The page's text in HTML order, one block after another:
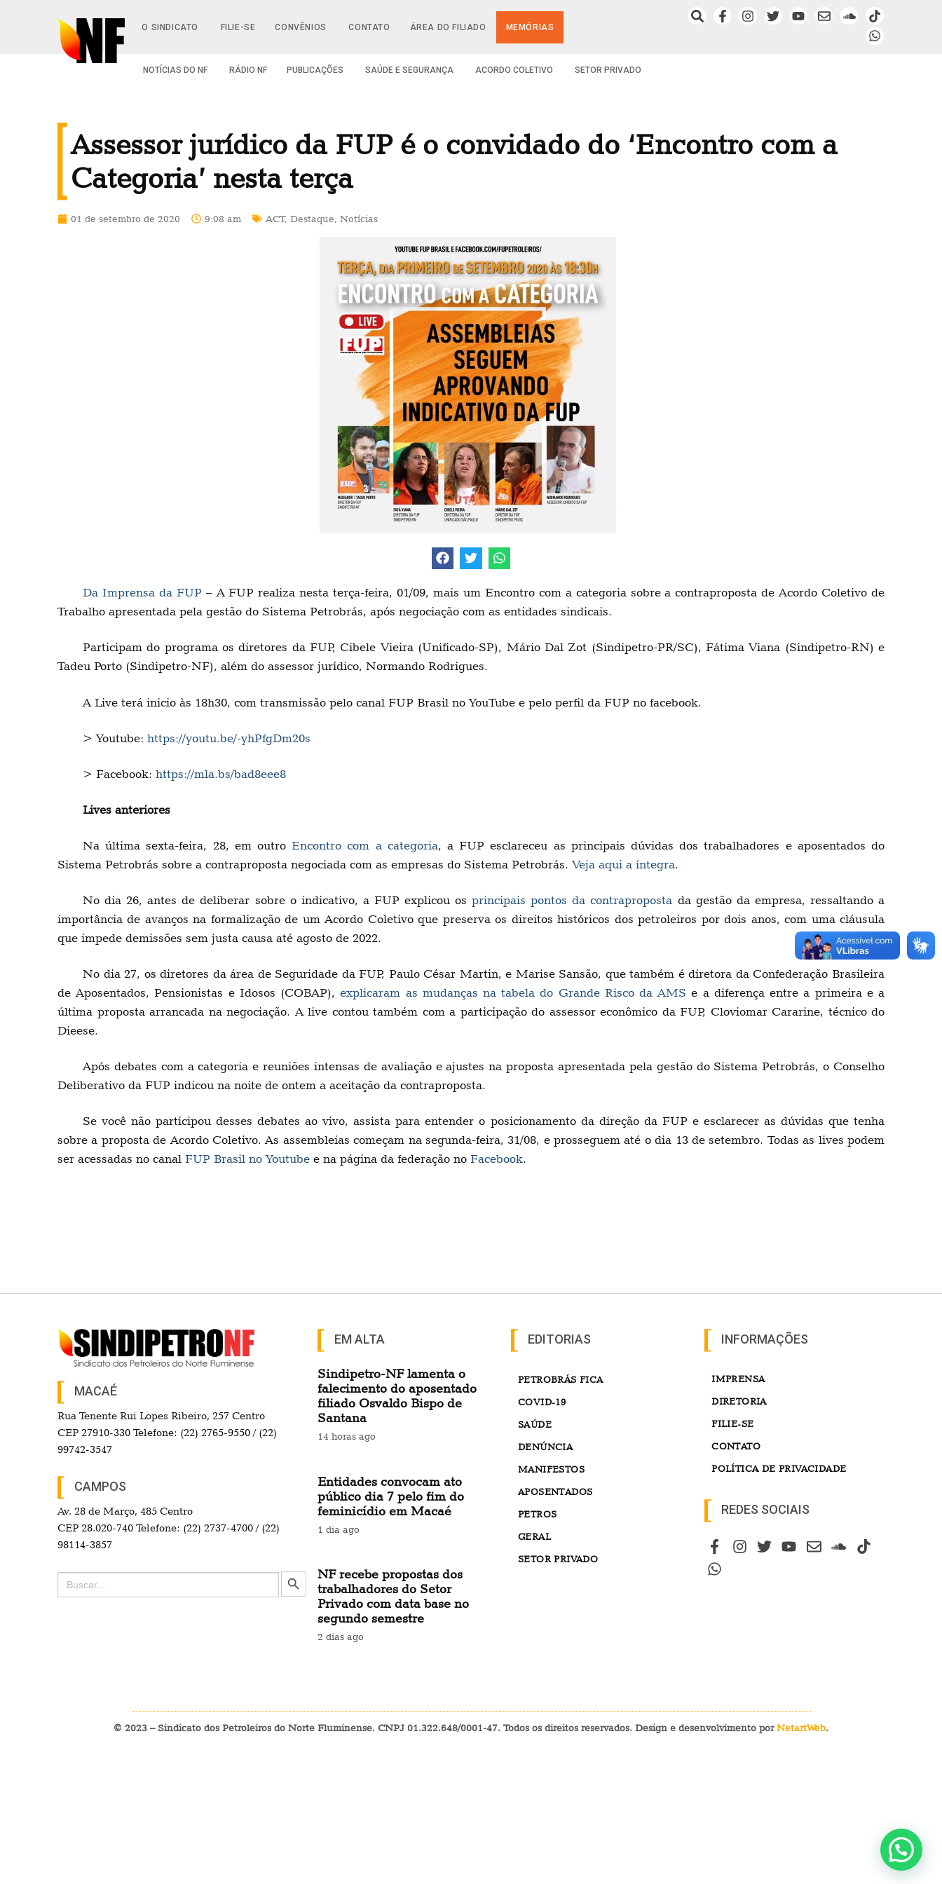
O SINDICATO FILIE-SE CONVÊNIOS CONTATO ÁREA DO FILIADO MEMÓRIAS
NOTÍCIAS DO NF RÁDIO NF PUBLICAÇÕES SAÚDE E SEGURANÇA ACORDO COLETIVO SETOR PRIVADO
Assessor jurídico da FUP é o convidado do ‘Encontro com a
Categoria’ nesta terça
01 de setembro de 2020 9:08 am ACT, Destaque, Notícias
Da Imprensa da FUP – A FUP realiza nesta terça-feira, 01/09, mais um Encontro com a categoria sobre a contraproposta de Acordo Coletivo de
Trabalho apresentada pela gestão do Sistema Petrobrás, após negociação com as entidades sindicais.
Participam do programa os diretores da FUP, Cibele Vieira (Unificado-SP), Mário Dal Zot (Sindipetro-PR/SC), Fátima Viana (Sindipetro-RN) e
Tadeu Porto (Sindipetro-NF), além do assessor jurídico, Normando Rodrigues.
A Live terá inicio às 18h30, com transmissão pelo canal FUP Brasil no YouTube e pelo perfil da FUP no facebook.
> Youtube: https://youtu.be/-yhPfgDm20s
> Facebook: https://mla.bs/bad8eee8
Lives anteriores
Na última sexta-feira, 28, em outro Encontro com a categoria, a FUP esclareceu as principais dúvidas dos trabalhadores e aposentados do
Sistema Petrobrás sobre a contraproposta negociada com as empresas do Sistema Petrobrás.Veja aqui a íntegra.
No dia 26, antes de deliberar sobre o indicativo, a FUP explicou osprincipais pontos da contraproposta da gestão da empresa, ressaltando a
importância de avanços na formalização de um Acordo Coletivo que preserva os direitos históricos dos petroleiros por dois anos, com uma cláusula
que impede demissões sem justa causa até agosto de 2022.
No dia 27, os diretores da área de Seguridade da FUP, Paulo César Martin, e Marise Sansão, que também é diretora da Confederação Brasileira
de Aposentados, Pensionistas e Idosos (COBAP),explicaram as mudanças na tabela do Grande Risco da AMS e a diferença entre a primeira e a
última proposta arrancada na negociação. A live contou também com a participação do assessor econômico da FUP, Cloviomar Cararine, técnico do
Dieese.
Após debates com a categoria e reuniões intensas de avaliação e ajustes na proposta apresentada pela gestão do Sistema Petrobrás, o Conselho
Deliberativo da FUP indicou na noite de ontem a aceitação da contraproposta.
Se você não participou desses debates ao vivo, assista para entender o posicionamento da direção da FUP e esclarecer as dúvidas que tenha
sobre a proposta de Acordo Coletivo. As assembleias começam na segunda-feira, 31/08, e prosseguem até o dia 13 de setembro. Todas as lives podem
ser acessadas no canal FUP Brasil no Youtube e na página da federação no Facebook.
MACAÉ
Rua Tenente Rui Lopes Ribeiro, 257 Centro
CEP 27910-330 Telefone: (22) 2765-9550 / (22)
99742-3547
CAMPOS
Av. 28 de Março, 485 Centro
CEP 28.020-740 Telefone: (22) 2737-4700 / (22)
98114-3857
Search
for:
Search Button
EM ALTA
Sindipetro-NF lamenta o
falecimento do aposentado
filiado Osvaldo Bispo de
Santana
14 horas ago
Entidades convocam ato
público dia 7 pelo fim do
feminicídio em Macaé
1 dia ago
NF recebe propostas dos
trabalhadores do Setor
Privado com data base no
segundo semestre
2 dias ago
EDITORIAS
PETROBRÁS FICA
COVID-19
SAÚDE
DENÚNCIA
MANIFESTOS
APOSENTADOS
PETROS
GERAL
SETOR PRIVADO
INFORMAÇÕES
IMPRENSA
DIRETORIA
FILIE-SE
CONTATO
POLÍTICA DE PRIVACIDADE
REDES SOCIAIS
© 2023 – Sindicato dos Petroleiros do Norte Fluminense. CNPJ 01.322.648/0001-47. Todos os direitos reservados. Design e desenvolvimento porNetartWeb.